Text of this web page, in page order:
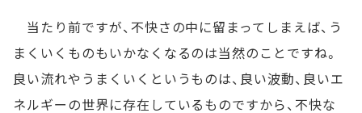
当たり前ですが、不快さの中に留まってしまえば、う
まくいくものもいかなくなるのは当然のことですね。
良い流れやうまくいくというものは、良い波動、良いエ
ネルギーの世界に存在しているものですから、不快な